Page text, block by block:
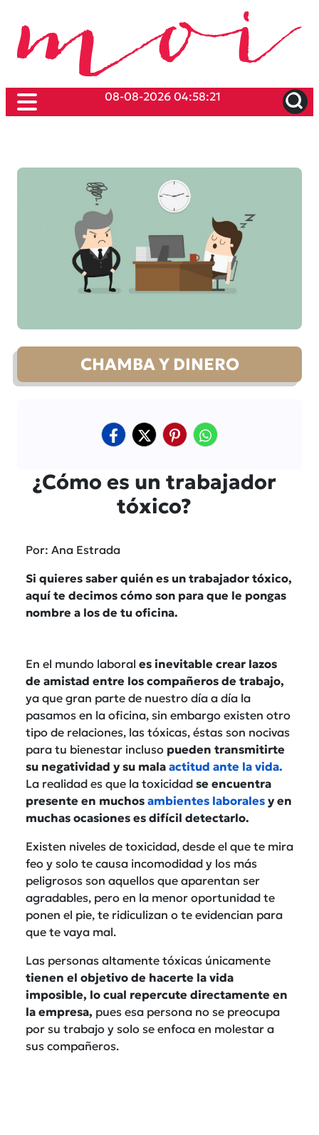
08-08-2026 04:58:21
CHAMBA Y DINERO
¿Cómo es un trabajador
tóxico?
Por: Ana Estrada
Si quieres saber quién es un trabajador tóxico,
aquí te decimos cómo son para que le pongas
nombre a los de tu oficina.
En el mundo laboral es inevitable crear lazos
de amistad entre los compañeros de trabajo,
ya que gran parte de nuestro día a día la
pasamos en la oficina, sin embargo existen otro
tipo de relaciones, las tóxicas, éstas son nocivas
para tu bienestar incluso pueden transmitirte
su negatividad y su mala actitud ante la vida.
La realidad es que la toxicidad se encuentra
presente en muchos ambientes laborales y en
muchas ocasiones es difícil detectarlo.
Existen niveles de toxicidad, desde el que te mira
feo y solo te causa incomodidad y los más
peligrosos son aquellos que aparentan ser
agradables, pero en la menor oportunidad te
ponen el pie, te ridiculizan o te evidencian para
que te vaya mal.
Las personas altamente tóxicas únicamente
tienen el objetivo de hacerte la vida
imposible, lo cual repercute directamente en
la empresa, pues esa persona no se preocupa
por su trabajo y solo se enfoca en molestar a
sus compañeros.